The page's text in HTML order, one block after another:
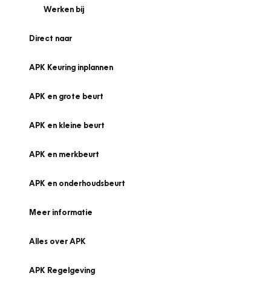
Werken bij
Direct naar
APK Keuring inplannen
APK en grote beurt
APK en kleine beurt
APK en merkbeurt
APK en onderhoudsbeurt
Meer informatie
Alles over APK
APK Regelgeving